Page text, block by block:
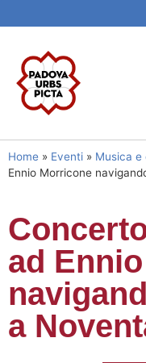
Home » Eventi » Musica
Ennio Morricone
ad
a